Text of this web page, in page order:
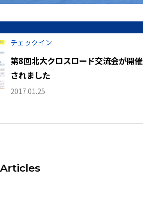
チェックイン
第8回北大クロスロード交流会が開催
されました
2017.01.25